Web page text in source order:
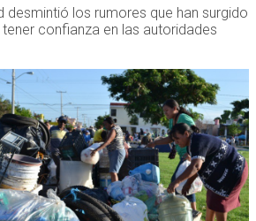
desmintió los rumores que han surgido
confianza en las autoridades